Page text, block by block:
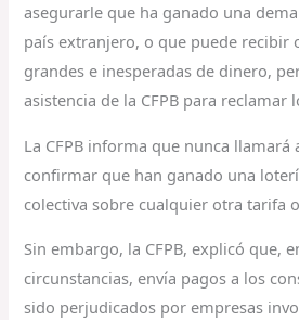
asegurarle que ha ganado una
país extranjero, o que puede recibir
grandes e inesperadas de dinero,
asistencia de la CFPB para reclamar
La CFPB informa que nunca llamará
confirmar que han ganado una
colectiva sobre cualquier otra tarifa
Sin embargo, la CFPB, explicó que,
circunstancias, envía pagos a los
sido perjudicados por empresas